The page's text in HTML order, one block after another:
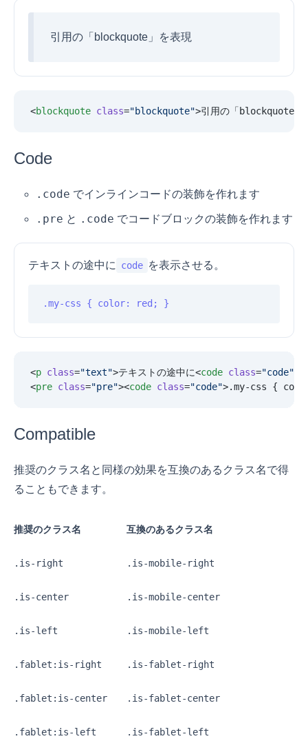
引用の「blockquote」を表現
<blockquote class="blockquote">引用の「blockquote」
Code
.code でインラインコードの装飾を作れます
.pre と .code でコードブロックの装飾を作れます
テキストの途中に code を表示させる。
.my-css { color: red; }
<p class="text">テキストの途中に<code class="code"
<pre class="pre"><code class="code">.my-css {
Compatible
推奨のクラス名と同様の効果を互換のあるクラス名で得
ることもできます。
推奨のクラス名 互換のあるクラス名
.is-right .is-mobile-right
.is-center .is-mobile-center
.is-left .is-mobile-left
.fablet:is-right .is-fablet-right
.fablet:is-center .is-fablet-center
.fablet:is-left .is-fablet-left